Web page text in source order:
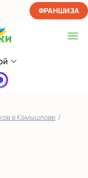
ФРАНШИЗА
в Камышлове /